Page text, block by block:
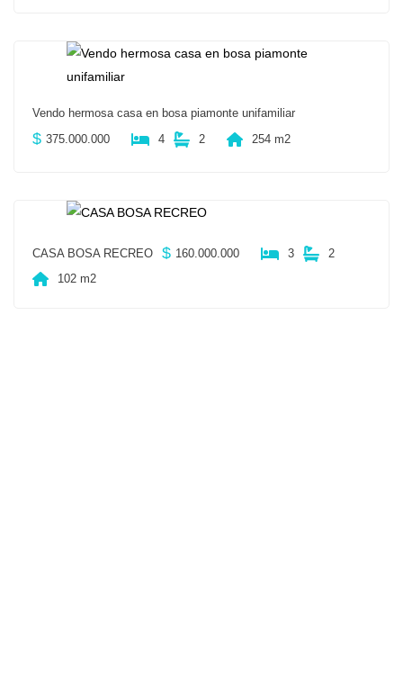
Vendo hermosa casa en bosa piamonte unifamiliar
$ 375.000.000 4 2 254 m2
CASA BOSA RECREO $ 160.000.000 3
2
102 m2